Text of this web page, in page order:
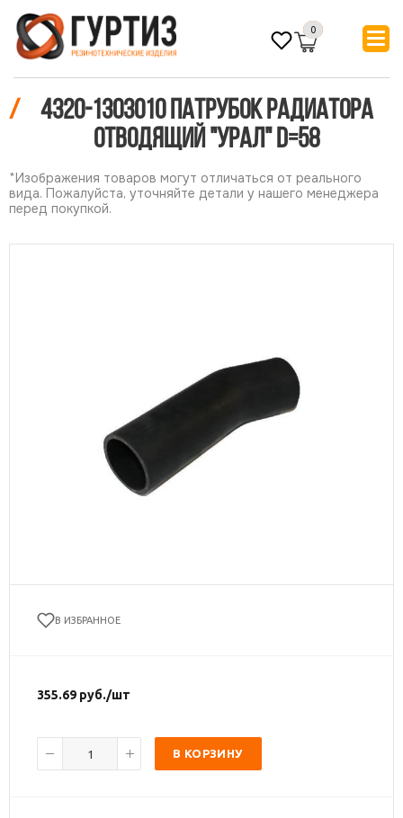
0
/
4320-1303010 Патрубок радиатора
отводящий "Урал" d=58
*Изображения товаров могут отличаться от реального
вида. Пожалуйста, уточняйте детали у нашего менеджера
перед покупкой.
В ИЗБРАННОЕ
355.69 руб./шт
В КОРЗИНУ